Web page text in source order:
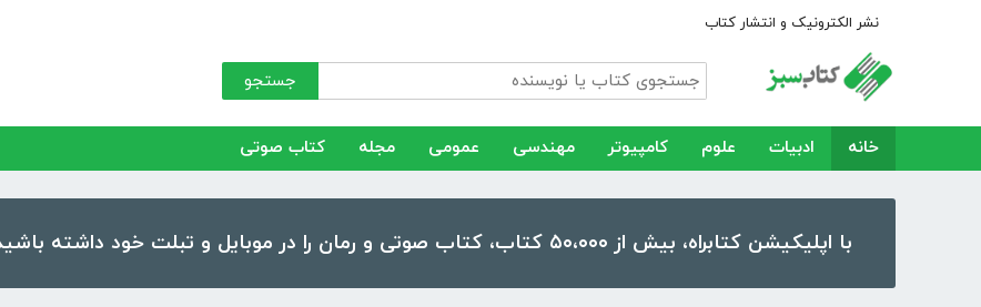
نشر الکترونیک و انتشار کتاب
جستجو
خانه ادبیات علوم کامپیوتر مهندسی عمومی مجله کتاب صوتی
با اپلیکیشن کتابراه، بیش از ۵۰،۰۰۰ کتاب، کتاب صوتی و رمان را در موبایل و تبلت خود داشته باشید!